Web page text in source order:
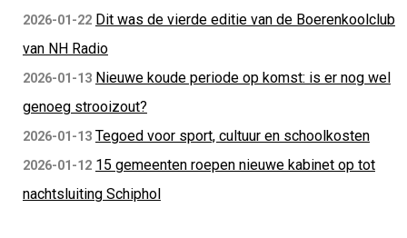
2026-01-22 Dit was de vierde editie van de Boerenkoolclub
van NH Radio
2026-01-13 Nieuwe koude periode op komst: is er nog wel
genoeg strooizout?
2026-01-13 Tegoed voor sport, cultuur en schoolkosten
2026-01-12 15 gemeenten roepen nieuwe kabinet op tot
nachtsluiting Schiphol